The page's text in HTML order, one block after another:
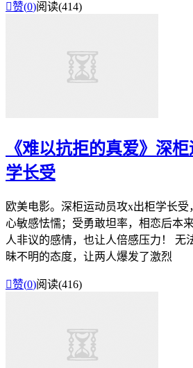
赞(0)阅读(414)
《难以抗拒的真爱》深
学长受
欧美电影。深柜运动员攻x出柜学长
心敏感怯懦；受勇敢坦率，相恋后本
人非议的感情，也让人倍感压力！ 无
昧不明的态度，让两人爆发了激烈
赞(0)阅读(416)